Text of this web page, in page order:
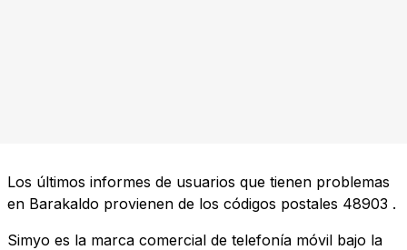
Los últimos informes de usuarios que tienen problemas
en Barakaldo provienen de los códigos postales 48903 .
Simyo es la marca comercial de telefonía móvil bajo la